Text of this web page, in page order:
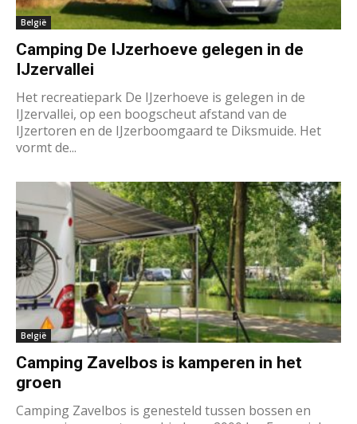
België
Camping De IJzerhoeve gelegen in de
IJzervallei
Het recreatiepark De IJzerhoeve is gelegen in de
IJzervallei, op een boogscheut afstand van de
IJzertoren en de IJzerboomgaard te Diksmuide. Het
vormt de...
België
Camping Zavelbos is kamperen in het
groen
Camping Zavelbos is genesteld tussen bossen en